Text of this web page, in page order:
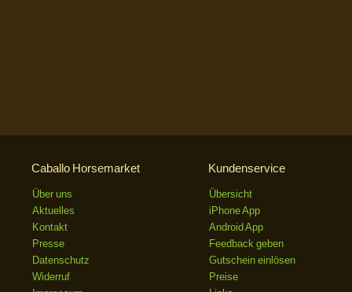
Caballo Horsemarket
Über uns
Aktuelles
Kontakt
Presse
Datenschutz
Widerruf
Kundenservice
Übersicht
iPhone App
Android App
Feedback geben
Gutschein einlösen
Preise